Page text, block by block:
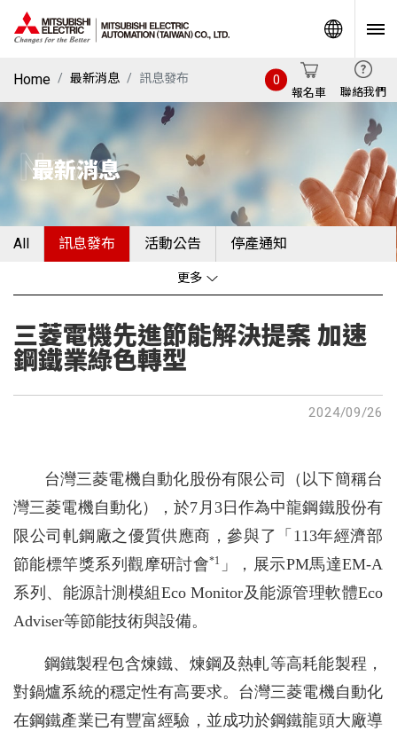
Home 最新消息 訊息發布
報名車
0
聯絡我們
最新消息
News
All 訊息發布 活動公告 停產通知
更多
三菱電機先進節能解決提案 加速
鋼鐵業綠色轉型
2024/09/26
台灣三菱電機自動化股份有限公司（以下簡稱台
灣三菱電機自動化），於7月3日作為中龍鋼鐵股份有
限公司軋鋼廠之優質供應商，參與了「113年經濟部
節能標竿獎系列觀摩研討會*1 」，展示PM馬達EM-A
系列、能源計測模組Eco Monitor及能源管理軟體Eco
Adviser等節能技術與設備。
鋼鐵製程包含煉鐵、煉鋼及熱軋等高耗能製程，
對鍋爐系統的穩定性有高要求。台灣三菱電機自動化
在鋼鐵產業已有豐富經驗，並成功於鋼鐵龍頭大廠導